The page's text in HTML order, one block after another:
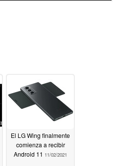
El LG Wing finalmente
comienza a recibir
Android 11 11/02/2021